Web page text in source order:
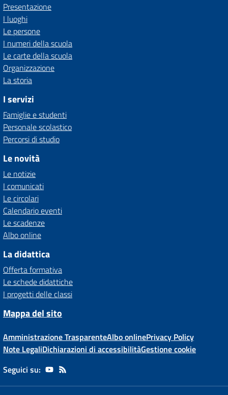
Presentazione
I luoghi
Le persone
I numeri della scuola
Le carte della scuola
Organizzazione
La storia
I servizi
Famiglie e studenti
Personale scolastico
Percorsi di studio
Le novità
Le notizie
I comunicati
Le circolari
Calendario eventi
Le scadenze
Albo online
La didattica
Offerta formativa
Le schede didattiche
I progetti delle classi
Mappa del sito
Amministrazione TrasparenteAlbo onlinePrivacy Policy
Note LegaliDichiarazioni di accessibilitàGestione cookie
Seguici su: